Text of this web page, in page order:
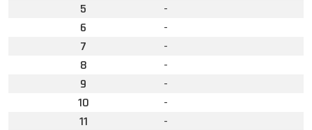
5
-
6
-
7
-
8
-
9
-
10
-
11
-